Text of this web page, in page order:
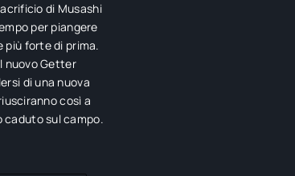
di Musashi
per piangere
più forte di prima.
nuovo Getter
di una nuova
così a
caduto sul campo.